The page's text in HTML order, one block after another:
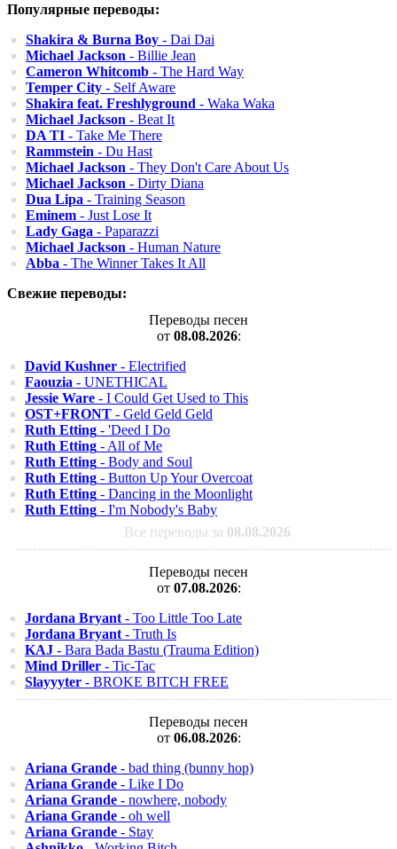
Популярные переводы:
Shakira & Burna Boy - Dai Dai
Michael Jackson - Billie Jean
Cameron Whitcomb - The Hard Way
Temper City - Self Aware
Shakira feat. Freshlyground - Waka Waka
Michael Jackson - Beat It
DA TI - Take Me There
Rammstein - Du Hast
Michael Jackson - They Don't Care About Us
Michael Jackson - Dirty Diana
Dua Lipa - Training Season
Eminem - Just Lose It
Lady Gaga - Paparazzi
Michael Jackson - Human Nature
Abba - The Winner Takes It All
Свежие переводы:
Переводы песен
от 08.08.2026:
David Kushner - Electrified
Faouzia - UNETHICAL
Jessie Ware - I Could Get Used to This
OST+FRONT - Geld Geld Geld
Ruth Etting - 'Deed I Do
Ruth Etting - All of Me
Ruth Etting - Body and Soul
Ruth Etting - Button Up Your Overcoat
Ruth Etting - Dancing in the Moonlight
Ruth Etting - I'm Nobody's Baby
Все переводы за 08.08.2026
Переводы песен
от 07.08.2026:
Jordana Bryant - Too Little Too Late
Jordana Bryant - Truth Is
KAJ - Bara Bada Bastu (Trauma Edition)
Mind Driller - Tic-Tac
Slayyyter - BROKE BITCH FREE
Переводы песен
от 06.08.2026:
Ariana Grande - bad thing (bunny hop)
Ariana Grande - Like I Do
Ariana Grande - nowhere, nobody
Ariana Grande - oh well
Ariana Grande - Stay